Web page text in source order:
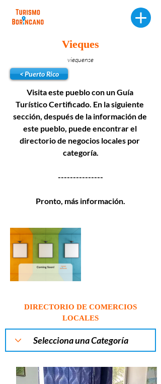
Vieques
viequense
< Puerto Rico
Visita este pueblo con un Guía
Turístico Certificado. En la siguiente
sección, después de la información de
este pueblo, puede encontrar el
directorio de negocios locales por
categoría.
---------------
Pronto, más información.
DIRECTORIO DE COMERCIOS
LOCALES